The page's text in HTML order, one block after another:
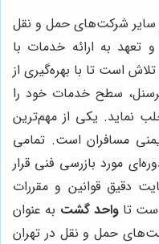
سایر شرکت‌های حمل و نقل
تعهد به ارائه خدمات با
است تا با بهره‌گیری از
سطح خدمات خود را
نماید. یکی از مهم‌ترین
مسافران است. تمامی
مورد بازرسی فنی قرار
دقیق قوانین و مقررات
تاواحد گشت به عنوان
حمل و نقل در تهران